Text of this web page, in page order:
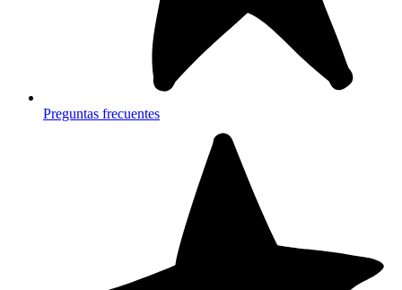
Preguntas frecuentes